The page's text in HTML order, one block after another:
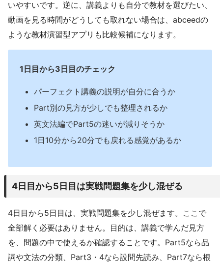
いやすいです。逆に、講義よりも自分で教材を選びたい、
動画を見る時間がどうしても取れない場合は、abceedの
ような教材演習型アプリも比較候補になります。
1日目から3日目のチェック
パーフェクト講義の説明が自分に合うか
Part別の見方が少しでも整理されるか
英文法編でPart5の迷いが減りそうか
1日10分から20分でも戻れる感覚があるか
4日目から5日目は実戦問題集を少し混ぜる
4日目から5日目は、実戦問題集を少し混ぜます。ここで
全部解く必要はありません。目的は、講義で学んだ見方
を、問題の中で使えるか確認することです。Part5なら品
詞や文法の分類、Part3・4なら設問先読み、Part7なら根